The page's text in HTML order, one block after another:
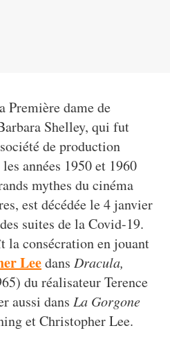
Première dame de
Shelley, qui fut
de production
années 1950 et 1960
mythes du cinéma
est décédée le 4 janvier
suites de la Covid-19.
la consécration en jouant
Leedans Dracula,
du réalisateur Terence
aussi dans La Gorgone
et Christopher Lee.